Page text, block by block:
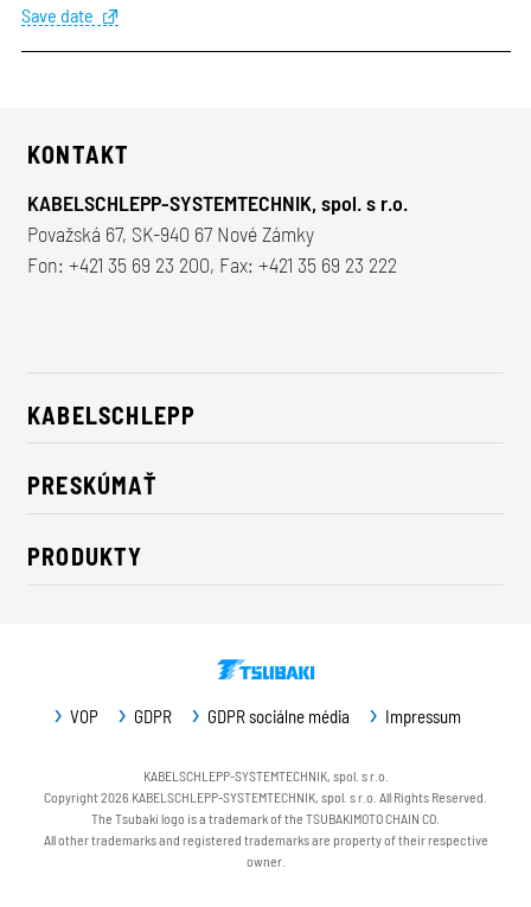
Save date
KONTAKT
KABELSCHLEPP-SYSTEMTECHNIK, spol. s r.o.
Považská 67, SK-940 67 Nové Zámky
Fon: +421 35 69 23 200, Fax: +421 35 69 23 222
KABELSCHLEPP
O nás
Údržateľnosť
Kontakt
PRESKÚMAŤ
Riešenia pre priemysel
Novinky
PRODUKTY
Ochrana vodiacich plôch
Opláštenia strojov
Servis / Náhradné diely
VOP GDPR GDPR sociálne média Impressum
KABELSCHLEPP-SYSTEMTECHNIK, spol. s r.o.
Copyright 2026 KABELSCHLEPP-SYSTEMTECHNIK, spol. s r.o. All Rights Reserved.
The Tsubaki logo is a trademark of the TSUBAKIMOTO CHAIN CO.
All other trademarks and registered trademarks are property of their respective
owner.